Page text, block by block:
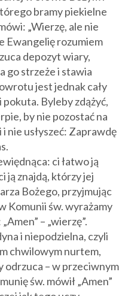
bramy piekielne
„Wierzę, ale nie
Ewangelię rozumiem
depozyt wiary,
go strzeże i stawia
jest jednak cały
Byleby zdążyć,
by nie pozostać na
nie usłyszeć: Zaprawdę
ci łatwo ją
ją znajdą, którzy jej
Bożego, przyjmując
Komunii św. wyrażamy
– „wierzę”.
i niepodzielna, czyli
chwilowym nurtem,
odrzuca – w przeciwnym
św. mówił „Amen”